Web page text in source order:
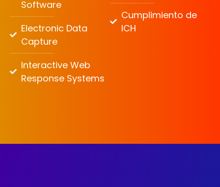
Software
Electronic Data
Capture
Interactive Web
Response Systems
Cumplimiento de
ICH